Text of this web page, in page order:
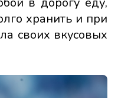
хранить и при
своих вкусовых